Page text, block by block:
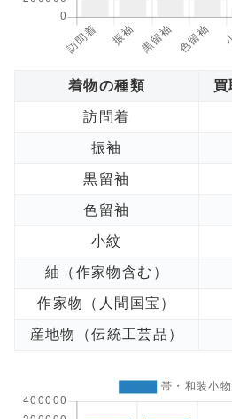
着物の種類 買
訪問着
振袖
黒留袖
色留袖
小紋
紬（作家物含む）
作家物（人間国宝）
産地物（伝統工芸品）